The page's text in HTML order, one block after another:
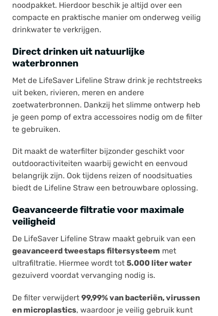
noodpakket. Hierdoor beschik je altijd over een
compacte en praktische manier om onderweg veilig
drinkwater te verkrijgen.
Direct drinken uit natuurlijke
waterbronnen
Met de LifeSaver Lifeline Straw drink je rechtstreeks
uit beken, rivieren, meren en andere
zoetwaterbronnen. Dankzij het slimme ontwerp heb
je geen pomp of extra accessoires nodig om de filter
te gebruiken.
Dit maakt de waterfilter bijzonder geschikt voor
outdooractiviteiten waarbij gewicht en eenvoud
belangrijk zijn. Ook tijdens reizen of noodsituaties
biedt de Lifeline Straw een betrouwbare oplossing.
Geavanceerde filtratie voor maximale
veiligheid
De LifeSaver Lifeline Straw maakt gebruik van een
geavanceerd tweestaps filtersysteem met
ultrafiltratie. Hiermee wordt tot 5.000 liter water
gezuiverd voordat vervanging nodig is.
De filter verwijdert 99,99% van bacteriën, virussen
en microplastics, waardoor je veilig gebruik kunt